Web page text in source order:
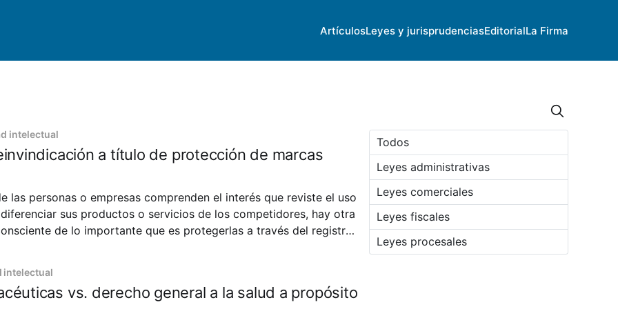
ArtículosLeyes y jurisprudenciasEditorialLa Firma
intelectual
a título de protección de marcas
las personas o empresas comprenden el interés que reviste el uso
sus productos o servicios de los competidores, hay otra
de lo importante que es protegerlas a través del registro.
intelectual
vs. derecho general a la salud a propósito
Todos
Leyes administrativas
Leyes comerciales
Leyes fiscales
Leyes procesales